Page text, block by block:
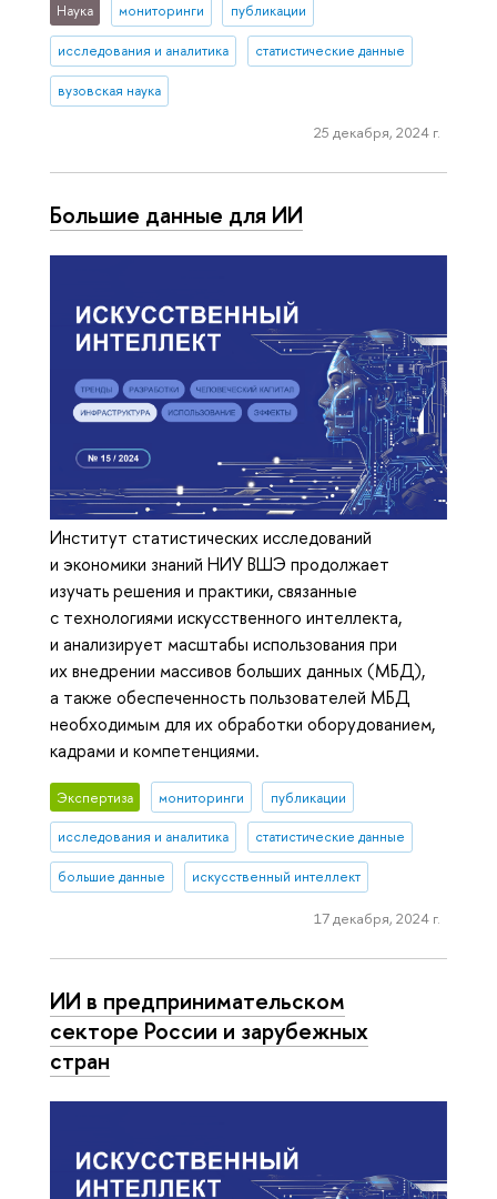
Наука мониторинги публикации
исследования и аналитика статистические данные
вузовская наука
25 декабря, 2024 г.
Большие данные для ИИ
Институт статистических исследований
и экономики знаний НИУ ВШЭ продолжает
изучать решения и практики, связанные
с технологиями искусственного интеллекта,
и анализирует масштабы использования при
их внедрении массивов больших данных (МБД),
а также обеспеченность пользователей МБД
необходимым для их обработки оборудованием,
кадрами и компетенциями.
Экспертиза мониторинги публикации
исследования и аналитика статистические данные
большие данные искусственный интеллект
17 декабря, 2024 г.
ИИ в предпринимательском
секторе России и зарубежных
стран